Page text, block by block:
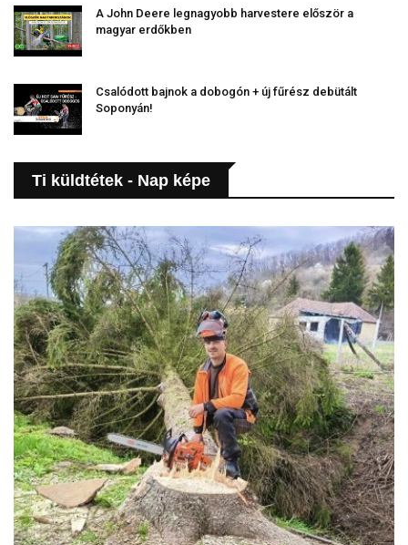
A John Deere legnagyobb harvestere először a
magyar erdőkben
Csalódott bajnok a dobogón + új fűrész debütált
Soponyán!
Ti küldtétek - Nap képe